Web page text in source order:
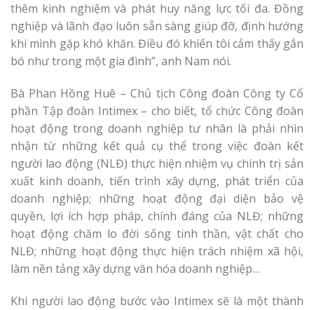
thêm kinh nghiệm và phát huy năng lực tối đa. Đồng
nghiệp và lãnh đạo luôn sẵn sàng giúp đỡ, định hướng
khi mình gặp khó khăn. Điều đó khiến tôi cảm thấy gắn
bó như trong một gia đình”, anh Nam nói.
Bà Phan Hồng Huê – Chủ tịch Công đoàn Công ty Cổ
phần Tập đoàn Intimex – cho biết, tổ chức Công đoàn
hoạt động trong doanh nghiệp tư nhân là phải nhìn
nhận từ những kết quả cụ thể trong việc đoàn kết
người lao động (NLĐ) thực hiện nhiệm vụ chính trị sản
xuất kinh doanh, tiến trình xây dựng, phát triển của
doanh nghiệp; những hoạt động đại diện bảo vệ
quyền, lợi ích hợp pháp, chính đáng của NLĐ; những
hoạt động chăm lo đời sống tinh thần, vật chất cho
NLĐ; những hoạt động thực hiện trách nhiệm xã hội,
làm nền tảng xây dựng văn hóa doanh nghiệp…
Khi người lao động bước vào Intimex sẽ là một thành